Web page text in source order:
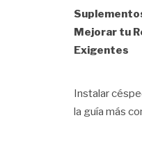
Mejorar tu
Exigentes
Instalar
la guía más